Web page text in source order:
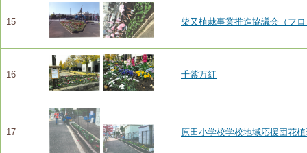
15 柴又植栽事業推進協議会（フ
16 千紫万紅
17 原田小学校学校地域応援団花